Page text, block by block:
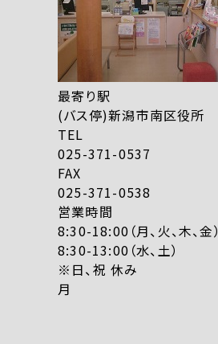
最寄り駅
(バス停)新潟市南区役所
TEL
025-371-0537
FAX
025-371-0538
営業時間
8:30-18:00（月、火、木、金）
8:30-13:00（水、土）
※日、祝 休み
月